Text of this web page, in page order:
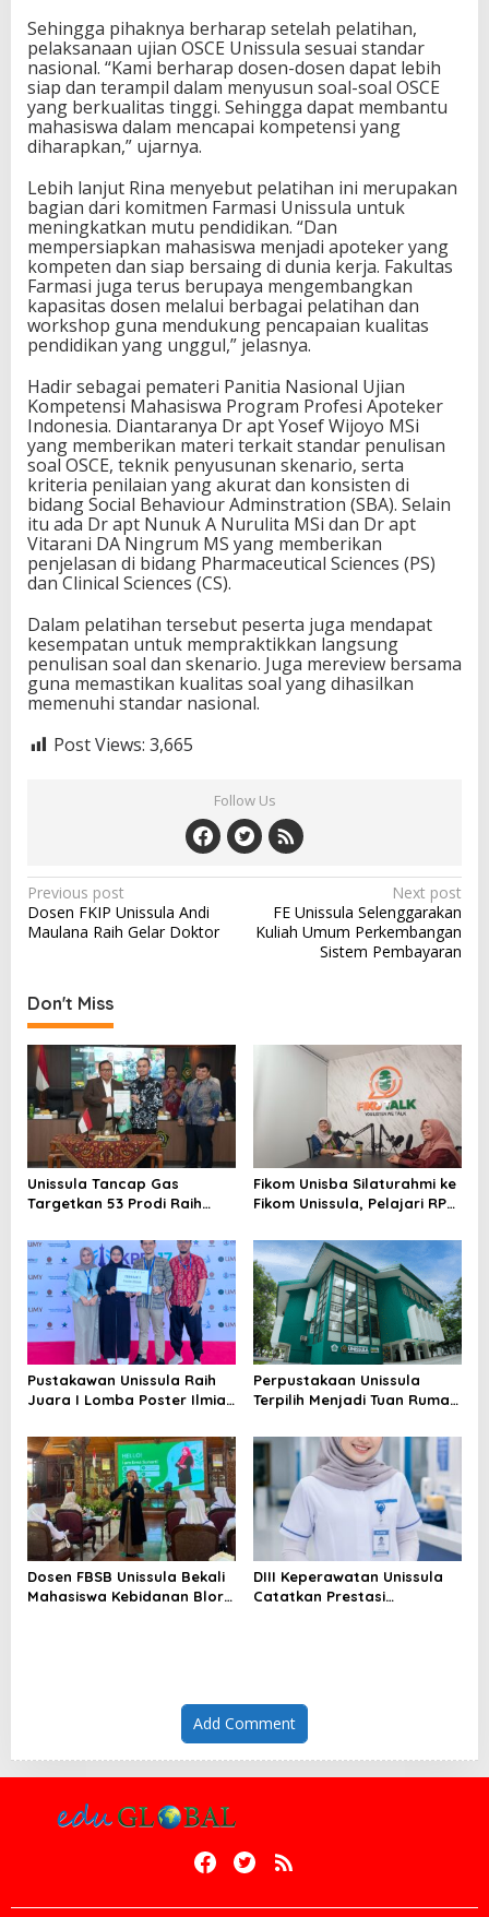
Sehingga pihaknya berharap setelah pelatihan,
pelaksanaan ujian OSCE Unissula sesuai standar
nasional. “Kami berharap dosen-dosen dapat lebih
siap dan terampil dalam menyusun soal-soal OSCE
yang berkualitas tinggi. Sehingga dapat membantu
mahasiswa dalam mencapai kompetensi yang
diharapkan,” ujarnya.
Lebih lanjut Rina menyebut pelatihan ini merupakan
bagian dari komitmen Farmasi Unissula untuk
meningkatkan mutu pendidikan. “Dan
mempersiapkan mahasiswa menjadi apoteker yang
kompeten dan siap bersaing di dunia kerja. Fakultas
Farmasi juga terus berupaya mengembangkan
kapasitas dosen melalui berbagai pelatihan dan
workshop guna mendukung pencapaian kualitas
pendidikan yang unggul,” jelasnya.
Hadir sebagai pemateri Panitia Nasional Ujian
Kompetensi Mahasiswa Program Profesi Apoteker
Indonesia. Diantaranya Drapt Yosef Wijoyo MSi
yang memberikan materi terkait standar penulisan
soal OSCE, teknik penyusunan skenario, serta
kriteria penilaian yang akurat dan konsisten di
bidangSocial Behaviour Adminstration (SBA). Selain
itu ada Drapt Nunuk A Nurulita MSi dan Drapt
Vitarani DA Ningrum MS yang memberikan
penjelasan di bidang Pharmaceutical Sciences (PS)
dan Clinical Sciences (CS).
Dalam pelatihan tersebut peserta juga mendapat
kesempatan untuk mempraktikkan langsung
penulisan soal dan skenario. Juga mereview bersama
guna memastikan kualitas soal yang dihasilkan
memenuhi standar nasional.
Post Views: 3,665
Follow Us
Post
navigation
Previous post
Dosen FKIP Unissula Andi
Maulana Raih Gelar Doktor
Next post
FE Unissula Selenggarakan
Kuliah Umum Perkembangan
Sistem Pembayaran
Don't Miss
Unissula Tancap Gas
Targetkan 53 Prodi Raih
ACQUIN Lewat Jalur Fast
Track
Fikom Unisba Silaturahmi ke
Fikom Unissula, Pelajari RPL
Laboratorium Unggulan
Pustakawan Unissula Raih
Juara I Lomba Poster Ilmiah
Perpustakaan Unissula
Terpilih Menjadi Tuan Rumah
Dosen FBSB Unissula Bekali
Mahasiswa Kebidanan Blora
DIII Keperawatan Unissula
Catatkan Prestasi
Add Comment